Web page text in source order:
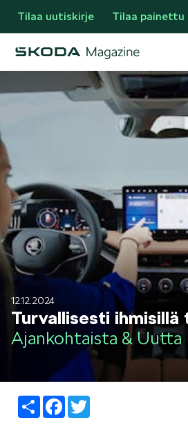
Tilaa uutiskirje Tilaa painettu
AJANKOHTAISTA
LIFESTYLE
12.12.2024
Turvallisesti
Ajankohtaista & Uutta
ShareFacebook